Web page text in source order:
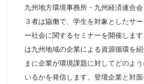
九州地方環境事務所・九州経済連合
３者は協働で、学生を対象としたサ
ー社会に関するセミナーを開催しま
は九州地域の企業による資源循環を
まに企業が環境課題に対してどのよ
いるかを発信します。登壇企業と対